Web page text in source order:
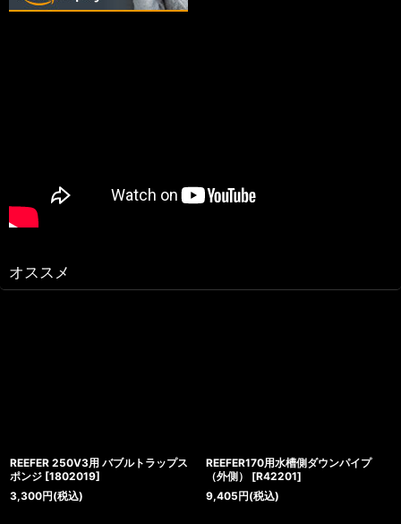
オススメ
REEFER 250V3用 バブルトラップス
ポンジ [1802019]
3,300円(税込)
REEFER170用水槽側ダウンパイプ
（外側）
[R42201]
9,405円(税込)